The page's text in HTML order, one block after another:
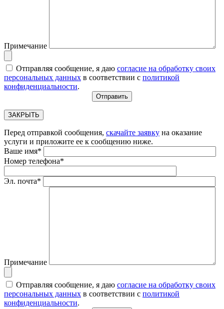
Примечание
Отправляя сообщение, я даю согласие на обработку своих
персональных данных в соответствии с политикой
конфиденциальности.
ЗАКРЫТЬ
Перед отправкой сообщения, скачайте заявку на оказание
услуги и приложите ее к сообщению ниже.
Ваше имя*
Номер телефона*
Эл. почта*
Примечание
Отправляя сообщение, я даю согласие на обработку своих
персональных данных в соответствии с политикой
конфиденциальности.